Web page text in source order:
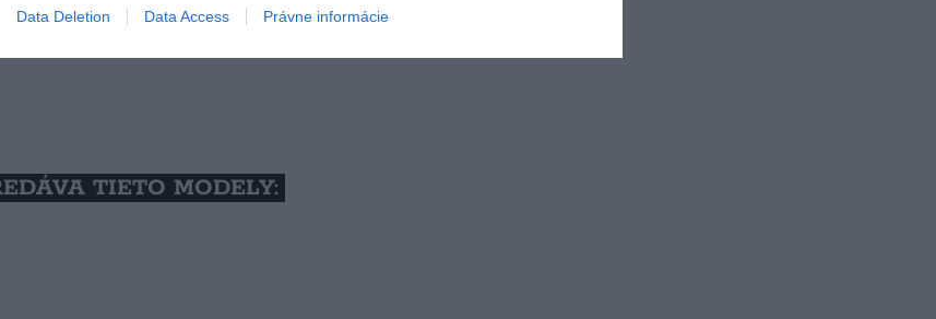
Data Deletion Data Access Právne informácie
TIETO MODELY: